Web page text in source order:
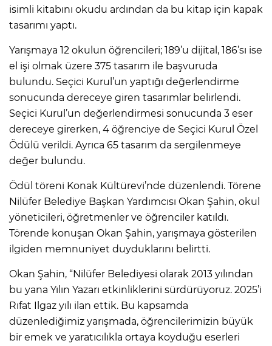
isimli kitabını okudu ardından da bu kitap için kapak
tasarımı yaptı.
Yarışmaya 12 okulun öğrencileri; 189’u dijital, 186’sı ise
el işi olmak üzere 375 tasarım ile başvuruda
bulundu. Seçici Kurul’un yaptığı değerlendirme
sonucunda dereceye giren tasarımlar belirlendi.
Seçici Kurul’un değerlendirmesi sonucunda 3 eser
dereceye girerken, 4 öğrenciye de Seçici Kurul Özel
Ödülü verildi. Ayrıca 65 tasarım da sergilenmeye
değer bulundu.
Ödül töreni Konak Kültürevi’nde düzenlendi. Törene
Nilüfer Belediye Başkan Yardımcısı Okan Şahin, okul
yöneticileri, öğretmenler ve öğrenciler katıldı.
Törende konuşan Okan Şahin, yarışmaya gösterilen
ilgiden memnuniyet duyduklarını belirtti.
Okan Şahin, “Nilüfer Belediyesi olarak 2013 yılından
bu yana Yılın Yazarı etkinliklerini sürdürüyoruz. 2025’i
Rıfat Ilgaz yılı ilan ettik. Bu kapsamda
düzenlediğimiz yarışmada, öğrencilerimizin büyük
bir emek ve yaratıcılıkla ortaya koyduğu eserleri